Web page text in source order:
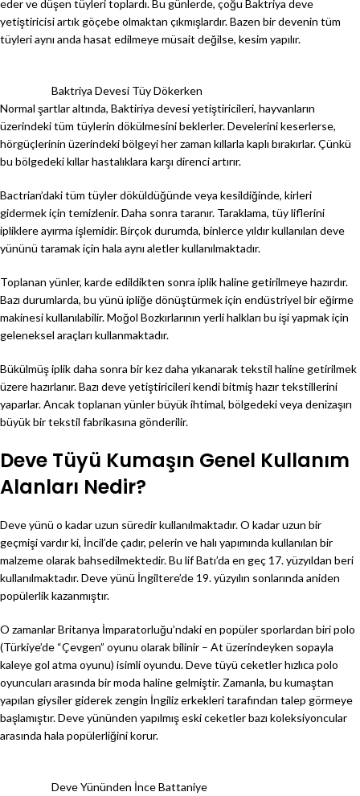
eder ve düşen tüyleri toplardı. Bu günlerde, çoğu Baktriya deve
yetiştiricisi artık göçebe olmaktan çıkmışlardır. Bazen bir devenin tüm
tüyleri aynı anda hasat edilmeye müsait değilse, kesim yapılır.
Baktriya Devesi Tüy Dökerken
Normal şartlar altında, Baktiriya devesi yetiştiricileri, hayvanların
üzerindeki tüm tüylerin dökülmesini beklerler. Develerini keserlerse,
hörgüçlerinin üzerindeki bölgeyi her zaman kıllarla kaplı bırakırlar. Çünkü
bu bölgedeki kıllar hastalıklara karşı direnci artırır.
Bactrian’daki tüm tüyler döküldüğünde veya kesildiğinde, kirleri
gidermek için temizlenir. Daha sonra taranır. Taraklama, tüy liflerini
ipliklere ayırma işlemidir. Birçok durumda, binlerce yıldır kullanılan deve
yününü taramak için hala aynı aletler kullanılmaktadır.
Toplanan yünler, karde edildikten sonra iplik haline getirilmeye hazırdır.
Bazı durumlarda, bu yünü ipliğe dönüştürmek için endüstriyel bir eğirme
makinesi kullanılabilir. Moğol Bozkırlarının yerli halkları bu işi yapmak için
geleneksel araçları kullanmaktadır.
Bükülmüş iplik daha sonra bir kez daha yıkanarak tekstil haline getirilmek
üzere hazırlanır. Bazı deve yetiştiricileri kendi bitmiş hazır tekstillerini
yaparlar. Ancak toplanan yünler büyük ihtimal, bölgedeki veya denizaşırı
büyük bir tekstil fabrikasına gönderilir.
Deve Tüyü Kumaşın Genel Kullanım
Alanları Nedir?
Deve yünü o kadar uzun süredir kullanılmaktadır. O kadar uzun bir
geçmişi vardır ki, İncil’de çadır, pelerin ve halı yapımında kullanılan bir
malzeme olarak bahsedilmektedir. Bu lif Batı’da en geç 17. yüzyıldan beri
kullanılmaktadır. Deve yünü İngiltere’de 19. yüzyılın sonlarında aniden
popülerlik kazanmıştır.
O zamanlar Britanya İmparatorluğu’ndaki en popüler sporlardan biri polo
(Türkiye’de “Çevgen” oyunu olarak bilinir – At üzerindeyken sopayla
kaleye gol atma oyunu) isimli oyundu. Deve tüyü ceketler hızlıca polo
oyuncuları arasında bir moda haline gelmiştir. Zamanla, bu kumaştan
yapılan giysiler giderek zengin İngiliz erkekleri tarafından talep görmeye
başlamıştır. Deve yününden yapılmış eski ceketler bazı koleksiyoncular
arasında hala popülerliğini korur.
Deve Yününden İnce Battaniye